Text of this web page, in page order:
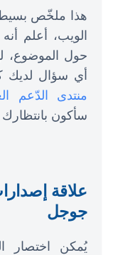
هذا ملخّص
الويب، أعلم
حول الموضوع،
أي سؤال لديك
منتدى الدّعم
سأكون بانتظارك
علاقة
جوجل
يُمكن اختصار